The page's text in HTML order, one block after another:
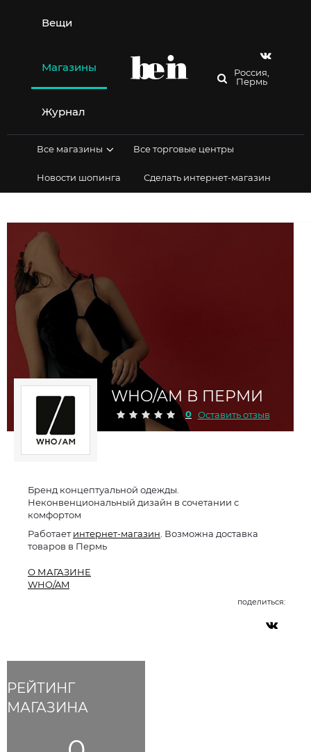
содержимому
Вещи
Магазины
Журнал
Россия,
Пермь
Все магазины Все торговые центры
Новости шопинга Сделать интернет-магазин
WHO/AM В ПЕРМИ
0 Оставить отзыв
РЕЙТИНГ
МАГАЗИНА
Бренд концептуальной одежды.
Неконвенциональный дизайн в сочетании с
комфортом
Работаетинтернет-магазин . Возможна доставка
товаров в Пермь
О МАГАЗИНЕ
WHO/AM
поделиться: